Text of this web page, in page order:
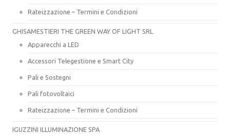
Rateizzazione – Termini e Condizioni
GHISAMESTIERI THE GREEN WAY OF LIGHT SRL
Apparecchi a LED
Accessori Telegestione e Smart City
Pali e Sostegni
Pali fotovoltaici
Rateizzazione – Termini e Condizioni
IGUZZINI ILLUMINAZIONE SPA